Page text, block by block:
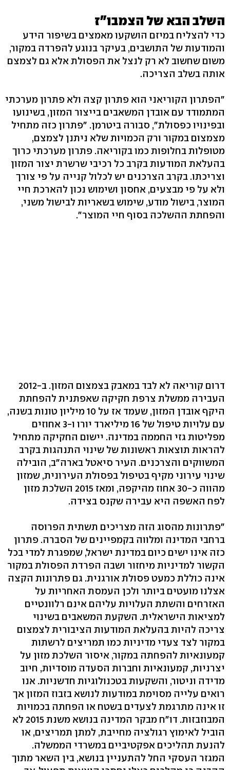
השלב הבא של הצמבו"ז
כדי להצליח במיזם הושקעו מאמצים בשיפור הידע
והמודעות של התושבים, בעיקר בנוגע להפרדה במקור,
משום שחשוב לא רק לנצל את הפסולת אלא גם לצמצם
אותה בשלב הצריכה.
"הפתרון הקוריאני הוא פתרון קצה ולא פתרון מערכתי
המתמודד עם אובדן המשאבים בייצור המזון, בשינועו
ובפינויו כפסולת", סבורה ביטרמן. "פתרון כזה מתחיל
מצמצום במקור ורק הכמויות שלא ניתנן לצמצם,
מטופלות בחלופות כמו בקוריאה. פתרון מערכתי כרוך
בהעלאת המודעות בקרב כל רכיבי שרשרת יצור המזון
וצריכתו. בקרב הצרכנים יש לכלול קנייה על פי צורך
ולא על פי מבצעים, אחסון ושימוש נכון להארכת חיי
המוצר, בישול מודע, שימוש בשאריות לבישול משני,
והפחתת ההשלכה בסוף חיי המוצר".
דרום קוריאה לא לבד במאבק בצמצום המזון. ב-2012
העבירה ממשלת צרפת חקיקה שאפתנית להפחתת
היקף אובדן המזון, שעמד אז על 10 מיליון טונות בשנה,
עם עלויות טיפול של 16 מיליארד יורו ו-3 אחוזים
מפליטות גזי החממה במדינה. יישום החקיקה מתחיל
להראות תוצאות ראשונות של שינוי התנהגות בקרב
המשווקים והצרכנים. העיר סיאטל בארה"ב, הובילה
שינוי עירוני מקיף בטיפול בפסולת העירונית, שמזון
מהווה כ-30 אחוז מהיקפה, ומאז 2015 השלכת מזון
לפח האשפה היא עבירה שקנס בצידה.
"פתרונות מהסוג הזה מצריכים תשתית הפרוסה
ברחבי המדינה ומלווה בקמפיינים של הסברה. פתרון
כזה אינו ישים כיום במדינת ישראל, שמפגרת למדי בכל
הקשור למדיניות מיחזור ושבה הפרדת הפסולת במקור
אינה כוללת כמעט פסולת אורגנית. גם פתרונות הקצה
אצלנו מועטים ביותר ולכן העמסת האחריות על
האזרחים והשתת העלויות עליהם אינם רלוונטיים
למציאות הישראלית. השקעת המשאבים בשינוי
צריכה להיות בהעלאת המודעות הציבורית לצמצום
במקור לצד צעדי מדיניות כמו תמריצים לרשתות
קמעונאיות להפחתה במקור, איסור השלכת מזון על
יצרניות, קמעונאיות וחברות הסעדה מוסדיות, חיוב
מדידה וניטור, והשקעות בטכנולוגיות חדשניות. אנו
רואים עלייה מסוימת במודעות לנושא בזבוז המזון אך
זו אינה מתרגמת לצעדים בשטח או הפחתה בכמויות
המבוזבזות. דו"ח מבקר המדינה בנושא משנת 2015 לא
הוביל לאימוץ רגולציה מחייבת, למתן תמריצים, או
להנעת תהליכים אפקטיביים במשרדי הממשלה.
המגזר העסקי החל להתעניין בנושא, בין השאר מתוך